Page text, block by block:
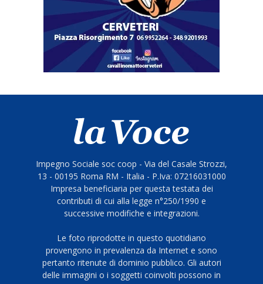
Impegno Sociale soc coop - Via del Casale Strozzi,
13 - 00195 Roma RM - Italia - P.Iva: 07216031000
Impresa beneficiaria per questa testata dei
contributi di cui alla legge n°250/1990 e
successive modifiche e integrazioni.
Le foto riprodotte in questo quotidiano
provengono in prevalenza da Internet e sono
pertanto ritenute di dominio pubblico. Gli autori
delle immagini o i soggetti coinvolti possono in